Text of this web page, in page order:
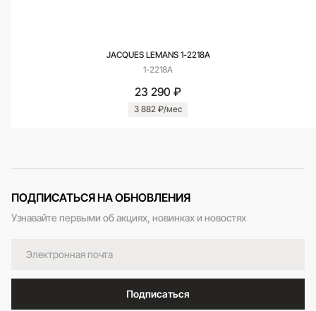
JACQUES LEMANS 1-2218A
1-2218A
23 290 ₽
3 882 ₽/мес
ПОДПИСАТЬСЯ НА ОБНОВЛЕНИЯ
Узнавайте первыми об акциях, новинках и новостях
Подписаться